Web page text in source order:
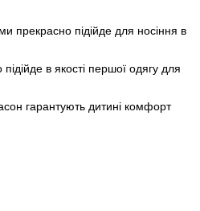
прекрасно підійде для носіння в
в якості першої одягу для
гарантують дитині комфорт